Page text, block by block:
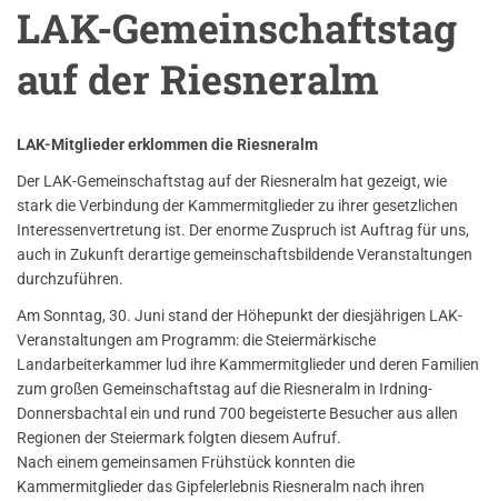
LAK-Gemeinschaftstag
auf der Riesneralm
LAK-Mitglieder erklommen die Riesneralm
Der LAK-Gemeinschaftstag auf der Riesneralm hat gezeigt, wie
stark die Verbindung der Kammermitglieder zu ihrer gesetzlichen
Interessenvertretung ist. Der enorme Zuspruch ist Auftrag für uns,
auch in Zukunft derartige gemeinschaftsbildende Veranstaltungen
durchzuführen.
Am Sonntag, 30. Juni stand der Höhepunkt der diesjährigen LAK-
Veranstaltungen am Programm: die Steiermärkische
Landarbeiterkammer lud ihre Kammermitglieder und deren Familien
zum großen Gemeinschaftstag auf die Riesneralm in Irdning-
Donnersbachtal ein und rund 700 begeisterte Besucher aus allen
Regionen der Steiermark folgten diesem Aufruf.
Nach einem gemeinsamen Frühstück konnten die
Kammermitglieder das Gipfelerlebnis Riesneralm nach ihren